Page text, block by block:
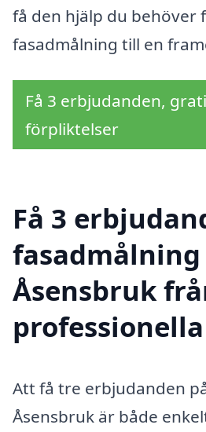
få den hjälp du behöver
fasadmålning till en
Få 3 erbjudanden,
förpliktelser
Få 3
fasadmålning
Åsensbruk
Att få tre erbjudanden
Åsensbruk är både